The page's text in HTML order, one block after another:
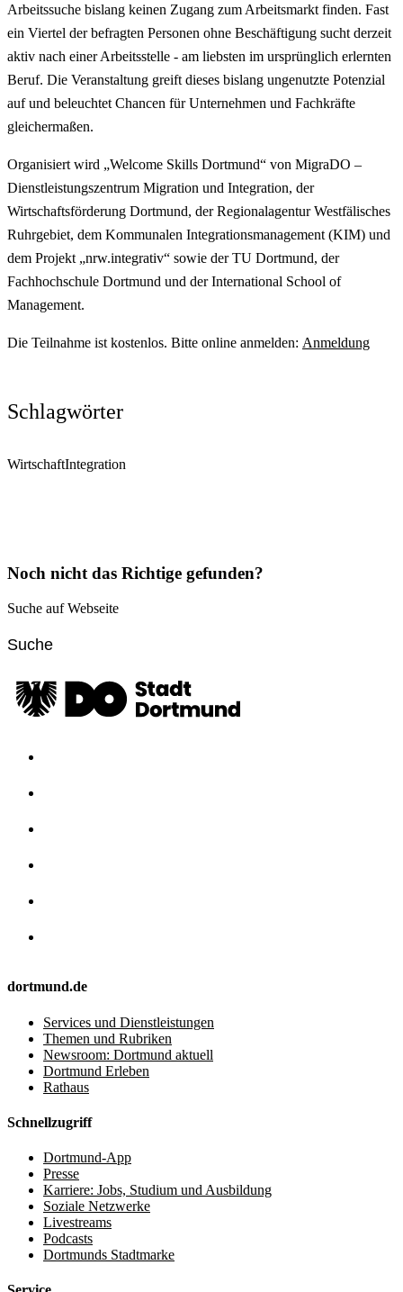
Arbeitssuche bislang keinen Zugang zum Arbeitsmarkt finden. Fast
ein Viertel der befragten Personen ohne Beschäftigung sucht derzeit
aktiv nach einer Arbeitsstelle - am liebsten im ursprünglich erlernten
Beruf. Die Veranstaltung greift dieses bislang ungenutzte Potenzial
auf und beleuchtet Chancen für Unternehmen und Fachkräfte
gleichermaßen.
Organisiert wird „Welcome Skills Dortmund“ von MigraDO –
Dienstleistungszentrum Migration und Integration, der
Wirtschaftsförderung Dortmund, der Regionalagentur Westfälisches
Ruhrgebiet, dem Kommunalen Integrationsmanagement (KIM) und
dem Projekt „nrw.integrativ“ sowie der TU Dortmund, der
Fachhochschule Dortmund und der International School of
Management.
Die Teilnahme ist kostenlos. Bitte online anmelden: Anmeldung
Schlagwörter
WirtschaftIntegration
Noch nicht das Richtige gefunden?
Suche auf Webseite
dortmund.de
Services und Dienstleistungen
Themen und Rubriken
Newsroom: Dortmund aktuell
Dortmund Erleben
Rathaus
Schnellzugriff
Dortmund-App
Presse
Karriere: Jobs, Studium und Ausbildung
Soziale Netzwerke
Livestreams
Podcasts
Dortmunds Stadtmarke